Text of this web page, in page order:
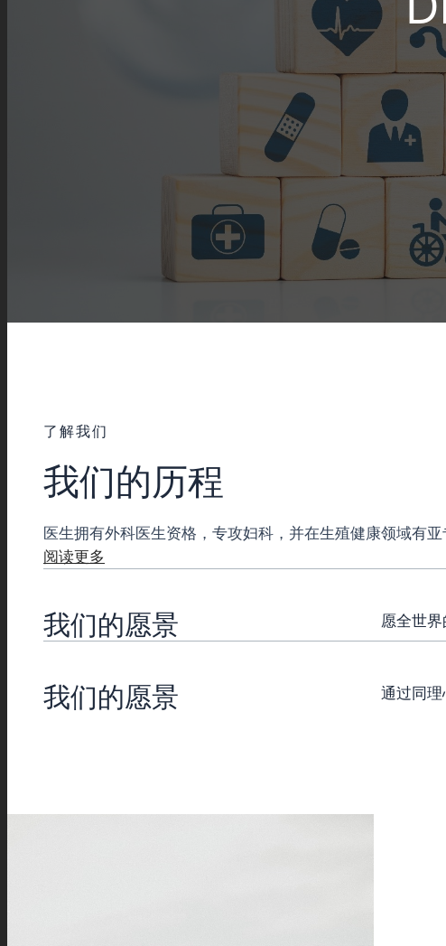
了解我们
我们的历程
医生拥有外科医生资格，专攻妇科，并在生殖健康领域有
阅读更多
我们的愿景 愿全世
我们的愿景 通过同理